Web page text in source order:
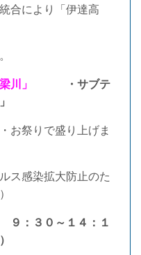
合により「伊達高
梁川」
・サブテ
お祭りで盛り上げま
染拡大防止のた
：３０～１４：１